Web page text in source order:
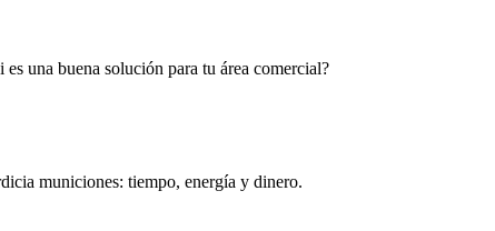
una buena solución para tu área comercial?
municiones: tiempo, energía y dinero.